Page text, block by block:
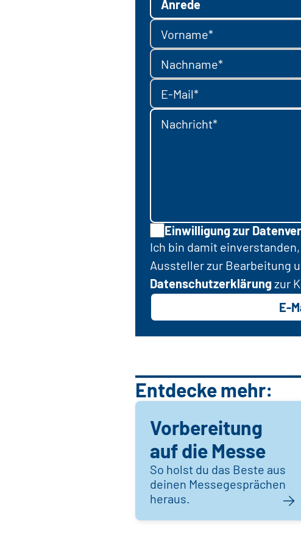
Anrede
Vorname*
Nachname*
E-Mail*
Nachricht*
Einwilligung zur
Ich bin damit
Aussteller zur Bearbeitung
Datenschutzerklärungzur
E-
Entdecke mehr:
Vorbereitung
auf die Messe
So holst du das Beste aus
deinen Messegesprächen
heraus.